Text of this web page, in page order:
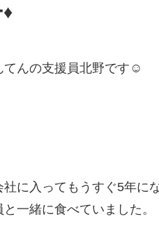
てんの支援員北野です☺️
社に入ってもうすぐ5年に
一緒に食べていました。